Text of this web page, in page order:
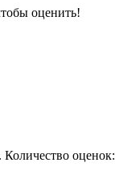
оценить!
Количество оценок: